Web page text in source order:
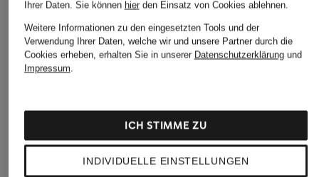
Hemdbluse
229,99 €
JOOP!
Hemdbluse BIBI aus
Jersey
Ursprünglich:139,99 €
Hemdbluse
199,99 €
Ihrer Daten. Sie können hierden Einsatz von Cookies ablehnen.
Weitere Informationen zu den eingesetzten Tools und der
Verwendung Ihrer Daten, welche wir und unsere Partner durch die
Cookies erheben, erhalten Sie in unserer Datenschutzerklärungund
Impressum.
INDIVIDUELLE EINSTELLUNGEN
ICH STIMME ZU